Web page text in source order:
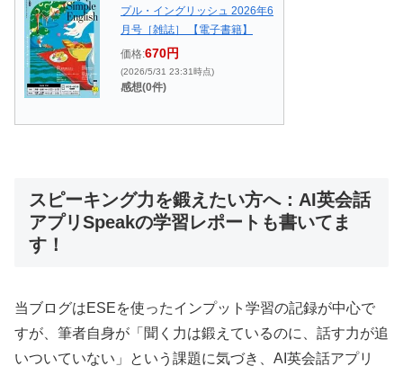
プル・イングリッシュ 2026年6
月号［雑誌］ 【電子書籍】
価格:670円
(2026/5/31 23:31時点)
感想(0件)
スピーキング力を鍛えたい方へ：AI英会話
アプリSpeakの学習レポートも書いてま
す！
当ブログはESEを使ったインプット学習の記録が中心で
すが、筆者自身が「聞く力は鍛えているのに、話す力が追
いついていない」という課題に気づき、AI英会話アプリ